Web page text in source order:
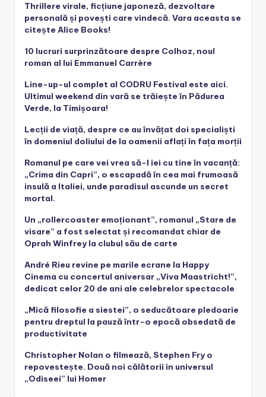
Thrillere virale, ficțiune japoneză, dezvoltare
personală și povești care vindecă. Vara aceasta se
citește Alice Books!
10 lucruri surprinzătoare despre Colhoz, noul
roman al lui Emmanuel Carrère
Line-up-ul complet al CODRU Festival este aici.
Ultimul weekend din vară se trăiește în Pădurea
Verde, la Timișoara!
Lecții de viață, despre ce au învățat doi specialiști
în domeniul doliului de la oamenii aflați în fața morții
Romanul pe care vei vrea să-l iei cu tine în vacanță:
„Crima din Capri”, o escapadă în cea mai frumoasă
insulă a Italiei, unde paradisul ascunde un secret
mortal.
Un „rollercoaster emoționant”, romanul „Stare de
visare” a fost selectat și recomandat chiar de
Oprah Winfrey la clubul său de carte
André Rieu revine pe marile ecrane la Happy
Cinema cu concertul aniversar „Viva Maastricht!”,
dedicat celor 20 de ani ale celebrelor spectacole
„Mică filosofie a siestei”, o seducătoare pledoarie
pentru dreptul la pauză într-o epocă obsedată de
productivitate
Christopher Nolan o filmează, Stephen Fry o
repovestește. Două noi călătorii in universul
„Odiseei” lui Homer